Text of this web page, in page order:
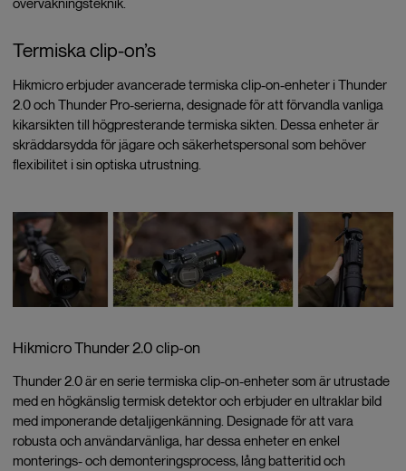
Termiska clip-on’s
Hikmicro erbjuder avancerade termiska clip-on-enheter i Thunder
2.0 och Thunder Pro-serierna, designade för att förvandla vanliga
kikarsikten till högpresterande termiska sikten. Dessa enheter är
skräddarsydda för jägare och säkerhetspersonal som behöver
flexibilitet i sin optiska utrustning.
Hikmicro Thunder 2.0 clip-on
Thunder 2.0 är en serie termiska clip-on-enheter som är utrustade
med en högkänslig termisk detektor och erbjuder en ultraklar bild
med imponerande detaljigenkänning. Designade för att vara
robusta och användarvänliga, har dessa enheter en enkel
monterings- och demonteringsprocess, lång batteritid och